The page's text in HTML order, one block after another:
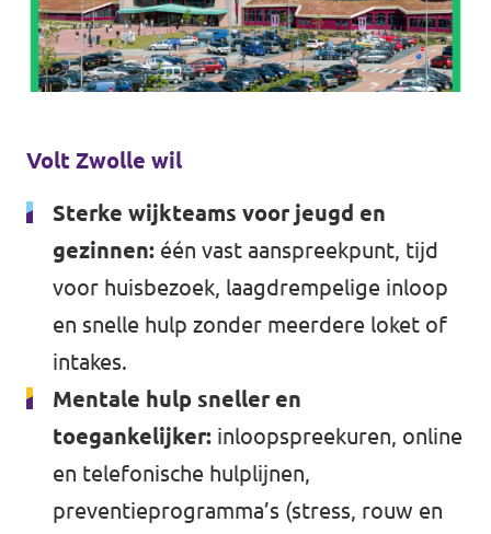
Zwolle
Volt Zwolle wil
Sterke wijkteams voor jeugd en
gezinnen: één vast aanspreekpunt, tijd
voor huisbezoek, laagdrempelige inloop
en snelle hulp zonder meerdere loket of
intakes.
Mentale hulp sneller en
toegankelijker: inloopspreekuren, online
en telefonische hulplijnen,
preventieprogramma’s (stress, rouw en